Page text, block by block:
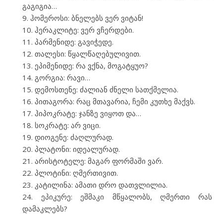
გაგიგია…
ჰომეროსი: ბნელებს ვერ ვიტან!
ჰერაკლიტე: ვერ ვჩერდები.
პარმენიდე: გავიჭედე.
თალესი: წყალწაღებულივით.
ეპიმენიდე: რა ვქნა, მოგატყუო?
გორგია: რავი…
დემოსთენე: ძალიან ძნელი სათქმელია.
პითაგორა: რაც მთავარია, ჩემი კუთხე მაქვს.
ჰიპოკრატე: ჯანზე ვიყოთ და…
სოკრატე: არ ვიცი.
დიოგენე: ძაღლურად.
პლატონი: იდეალურად.
არისტოტელე: მაგარ ფორმაში ვარ.
პლოტინი: ღმერთივით.
კატილინა: ამათი დრო დათვლილია.
ეპიკურე: ეშმაკი მწყალობს, ღმერთი რას
დამაკლებს?